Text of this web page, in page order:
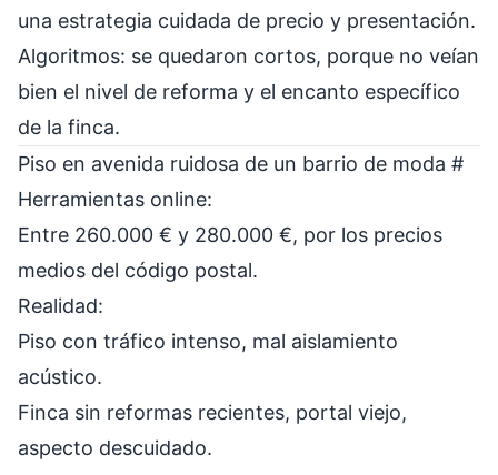
una estrategia cuidada de precio y presentación.
Algoritmos: se quedaron cortos, porque no veían
bien el nivel de reforma y el encanto específico
de la finca.
Piso en avenida ruidosa de un barrio de moda #
Herramientas online:
Entre 260.000 € y 280.000 €, por los precios
medios del código postal.
Realidad:
Piso con tráfico intenso, mal aislamiento
acústico.
Finca sin reformas recientes, portal viejo,
aspecto descuidado.